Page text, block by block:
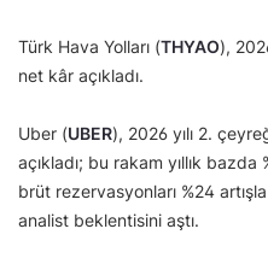
Türk Hava Yolları (THYAO),
net kâr açıkladı.
Uber (UBER), 2026 yılı 2.
açıkladı; bu rakam yıllık
brüt rezervasyonları %24
analist beklentisini aştı.